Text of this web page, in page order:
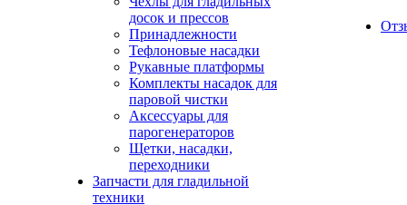
досок и прессов
Принадлежности
Тефлоновые насадки
Рукавные платформы
Комплекты насадок для
паровой чистки
Аксессуары для
парогенераторов
Щетки, насадки,
переходники
Запчасти для гладильной
техники